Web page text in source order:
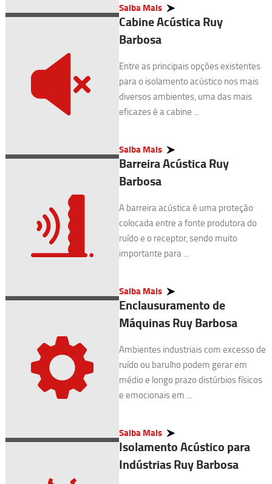
Saiba Mais
Cabine Acústica Ruy
Barbosa
Entre as principais opções existentes
para o isolamento acústico nos mais
diversos ambientes, uma das mais
eficazes é a cabine ...
Saiba Mais
Barreira Acústica Ruy
Barbosa
A barreira acústica é uma proteção
colocada entre a fonte produtora do
ruído e o receptor, sendo muito
importante para ...
Saiba Mais
Enclausuramento de
Máquinas Ruy Barbosa
Ambientes industriais com excesso de
ruído ou barulho podem gerar em
médio e longo prazo distúrbios físicos
e emocionais em ...
Saiba Mais
Isolamento Acústico para
Indústrias Ruy Barbosa